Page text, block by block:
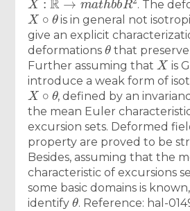
. The
X∘θ
is in general not
give an explicit
deformations
θ
that
Further assuming that
X
is
introduce a weak form of
X∘ θ
, defined by an
the mean Euler
excursion sets. Deformed
property are proved to be
Besides, assuming that the
characteristic of excursions
some basic domains is
identify
θ
. Reference: hal-